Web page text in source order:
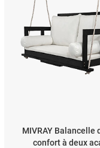
MIVRAY Balancelle
confort à deux